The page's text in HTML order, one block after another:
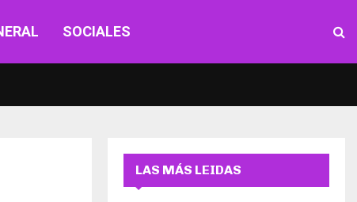
SOCIALES
LAS MÁS LEIDAS